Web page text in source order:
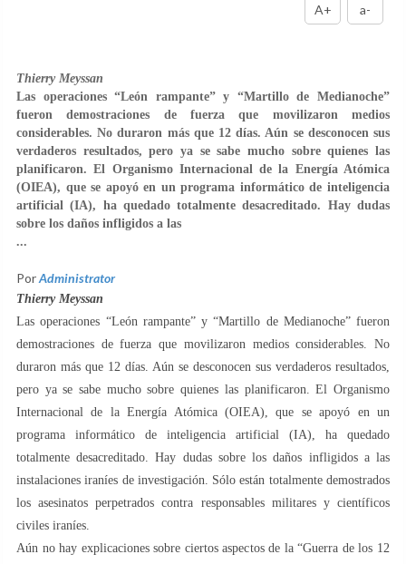
A+ a-
Thierry Meyssan
Las operaciones “León rampante” y “Martillo de Medianoche”
fueron demostraciones de fuerza que movilizaron medios
considerables. No duraron más que 12 días. Aún se desconocen sus
verdaderos resultados, pero ya se sabe mucho sobre quienes las
planificaron. El Organismo Internacional de la Energía Atómica
(OIEA), que se apoyó en un programa informático de inteligencia
artificial (IA), ha quedado totalmente desacreditado. Hay dudas
sobre los daños infligidos a las
...
PorAdministrator
Thierry Meyssan
Las operaciones “León rampante” y “Martillo de Medianoche” fueron
demostraciones de fuerza que movilizaron medios considerables. No
duraron más que 12 días. Aún se desconocen sus verdaderos resultados,
pero ya se sabe mucho sobre quienes las planificaron. El Organismo
Internacional de la Energía Atómica (OIEA), que se apoyó en un
programa informático de inteligencia artificial (IA), ha quedado
totalmente desacreditado. Hay dudas sobre los daños infligidos a las
instalaciones iraníes de investigación. Sólo están totalmente demostrados
los asesinatos perpetrados contra responsables militares y científicos
civiles iraníes.
Aún no hay explicaciones sobre ciertos aspectos de la “Guerra de los 12